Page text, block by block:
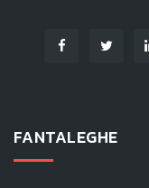
FANTALEGHE